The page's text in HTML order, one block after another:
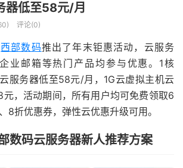
器低至58元/月
评论(0)
西部数码推出了年末钜惠活动，云服务
业邮箱等热门产品均参与优惠。1核
服务器低至58元/月，1G云虚拟主机云
，活动期间，所有用户均可免费领取6
8折优惠券，弹性云优惠升级可用。
数码云服务器新人推荐方案